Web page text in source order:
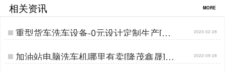
相关资讯 MORE
重型货车洗车设备-0元设计定制生产[隆
茂鑫晟]…
2023-02-28
加油站电脑洗车机哪里有卖[隆茂鑫晟]… 2022-09-28